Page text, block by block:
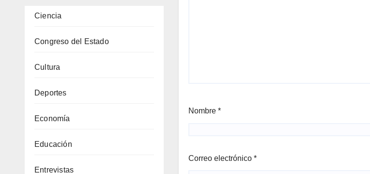
Ciencia
Congreso del Estado
Cultura
Deportes
Economía
Educación
Entrevistas
Nombre *
Correo electrónico *